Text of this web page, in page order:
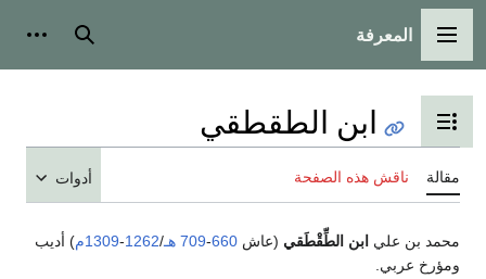
القائمة الرئيسية
المعرفة بحث
تبديل عرض جدول المحتويات
ابن الطقطقي
مقالة ناقش هذه الصفحة أدوات
محمد بن علي ابن الطِّقْطَقي (عاش 660
-709 هـ /
1262
-1309م
) أديب
ومؤرخ عربي.